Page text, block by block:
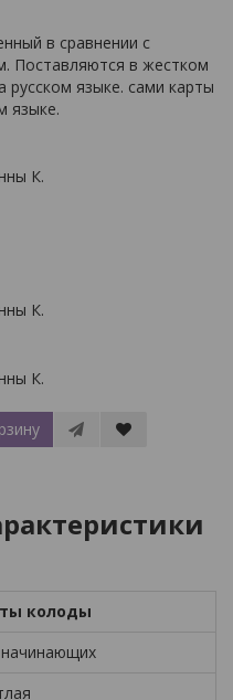
в сравнении с
Поставляются в жестком
русском языке. сами карты
языке.
колоды